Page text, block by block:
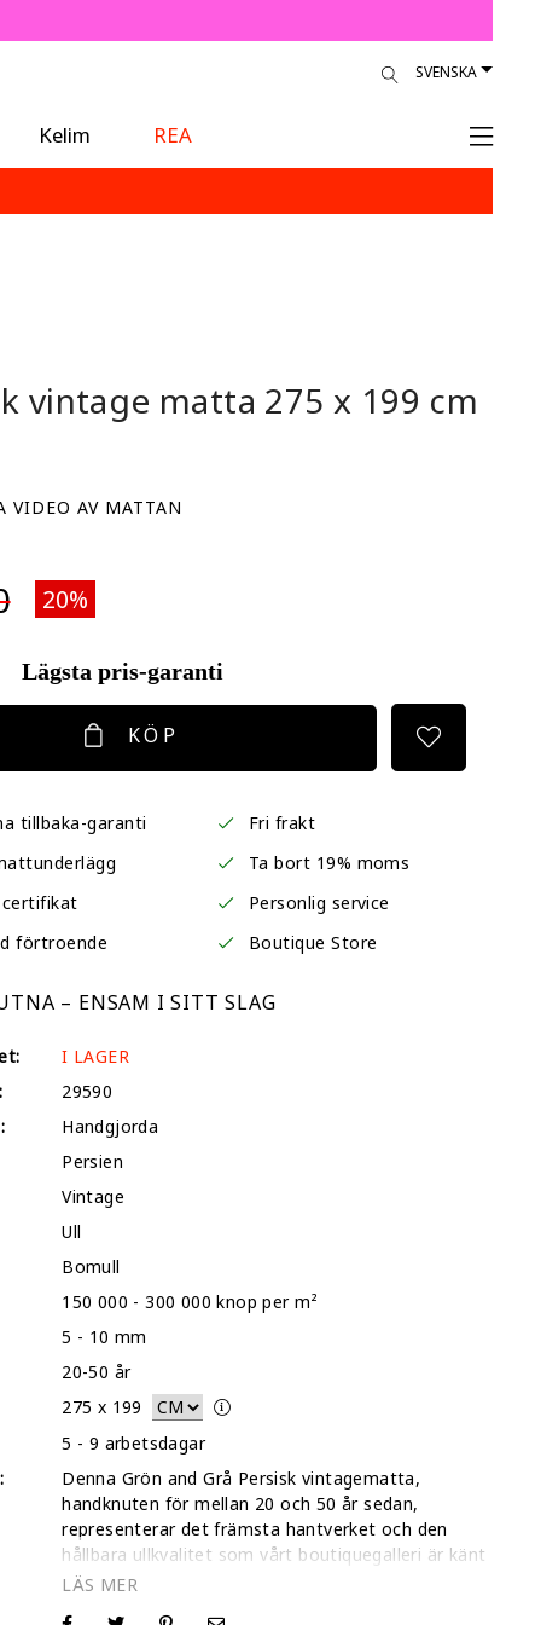
SVENSKA
Kelim
REA
vintage matta 275 x 199 cm
VIDEO AV MATTAN
20%
Lägsta pris-garanti
KÖP
tillbaka-garanti
Fri frakt
Ta bort 19% moms
Personlig service
förtroende
Boutique Store
– ENSAM I SITT SLAG
I LAGER
29590
Handgjorda
Persien
Vintage
Ull
Bomull
150 000 - 300 000 knop per m²
5 - 10 mm
20-50 år
275 x 199
5 - 9 arbetsdagar
Denna Grön and Grå Persisk vintagematta,
handknuten för mellan 20 och 50 år sedan,
representerar det främsta hantverket och den
hållbara ullkvalitet som vårt boutiquegalleri är känt
för. Som de ursprungliga pionjärerna som skapade